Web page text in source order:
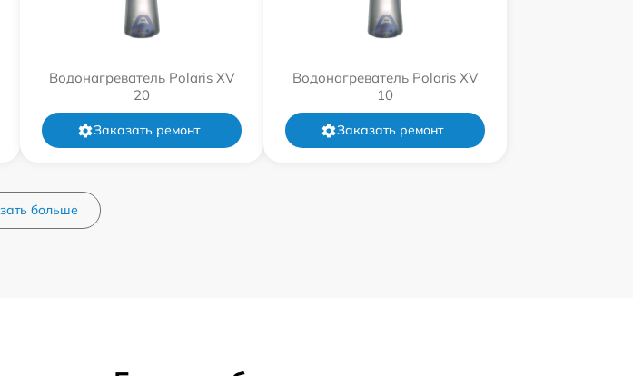
Водонагреватель Polaris XV
20
Заказать ремонт
Водонагреватель Polaris XV
10
Заказать ремонт
больше